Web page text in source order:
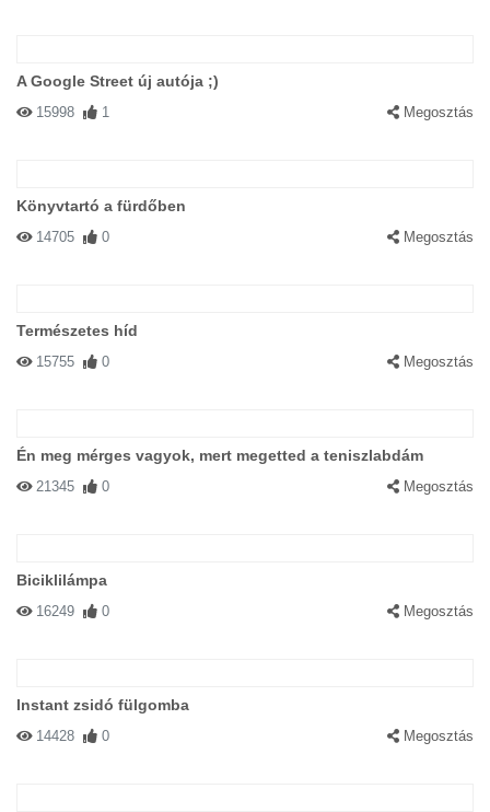
A Google Street új autója ;)
15998 1 Megosztás
Könyvtartó a fürdőben
14705 0 Megosztás
Természetes híd
15755 0 Megosztás
Én meg mérges vagyok, mert megetted a teniszlabdám
21345 0 Megosztás
Biciklilámpa
16249 0 Megosztás
Instant zsidó fülgomba
14428 0 Megosztás